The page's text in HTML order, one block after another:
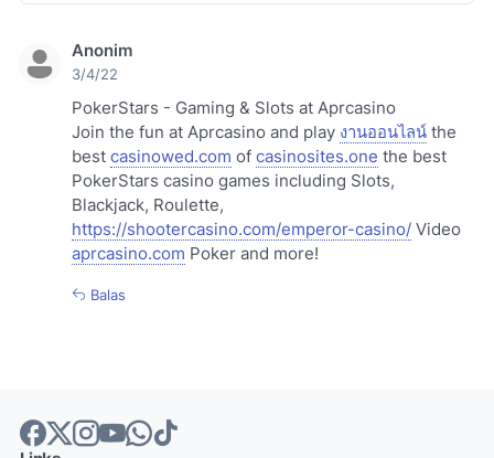
Anonim
3/4/22
PokerStars - Gaming & Slots at Aprcasino
Join the fun at Aprcasino and play งานออนไลน์ the
best casinowed.com of casinosites.one the best
PokerStars casino games including Slots,
Blackjack, Roulette,
https://shootercasino.com/emperor-casino/ Video
aprcasino.com Poker and more!
Balas